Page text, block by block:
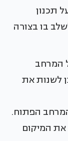
תכנון
בו בצורה
הפתוח.
את המיקום